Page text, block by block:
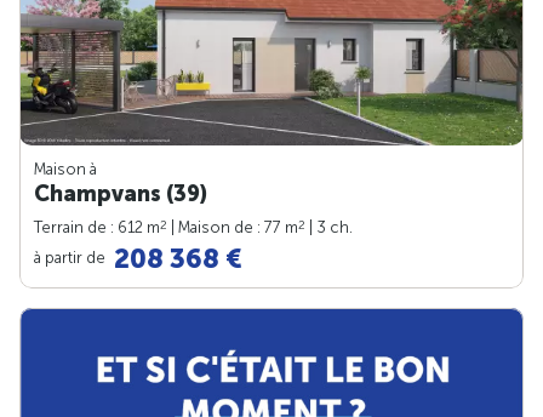
Maison à
Champvans (39)
Terrain de : 612 m2 | Maison de : 77 m2
| 3 ch.
à partir de 208 368 €